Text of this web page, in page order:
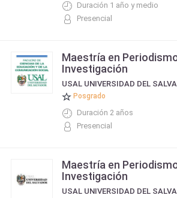
Duración 1 año y medio
Presencial
Maestría en
Investigación
Posgrado
Duración 2 años
Presencial
Maestría en
Investigación
USAL UNIVERSIDAD DEL